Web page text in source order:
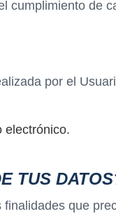
cumplimiento de
por el
electrónico.
TUS
que